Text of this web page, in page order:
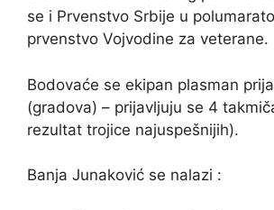
se i Prvenstvo Srbije u
prvenstvo Vojvodine za veterane.
Bodovaće se ekipan plasman
(gradova) – prijavljuju se 4
rezultat trojice najuspešnijih).
Banja Junaković se nalazi :